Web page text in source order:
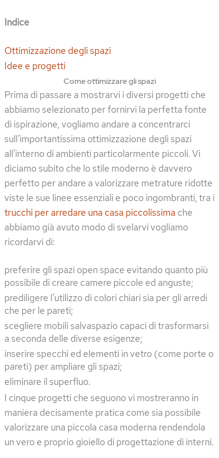
Indice
Ottimizzazione degli spazi
Idee e progetti
Come ottimizzare gli spazi
Prima di passare a mostrarvi i diversi progetti che
abbiamo selezionato per fornirvi la perfetta fonte
di ispirazione, vogliamo andare a concentrarci
sull’importantissima ottimizzazione degli spazi
all’interno di ambienti particolarmente piccoli. Vi
diciamo subito che lo stile moderno è davvero
perfetto per andare a valorizzare metrature ridotte
viste le sue linee essenziali e poco ingombranti, tra i
trucchi per arredare una casa piccolissima che
abbiamo già avuto modo di svelarvi vogliamo
ricordarvi di:
preferire gli spazi open space evitando quanto più
possibile di creare camere piccole ed anguste;
prediligere l’utilizzo di colori chiari sia per gli arredi
che per le pareti;
scegliere mobili salvaspazio capaci di trasformarsi
a seconda delle diverse esigenze;
inserire specchi ed elementi in vetro (come porte o
pareti) per ampliare gli spazi;
eliminare il superfluo.
I cinque progetti che seguono vi mostreranno in
maniera decisamente pratica come sia possibile
valorizzare una piccola casa moderna rendendola
un vero e proprio gioiello di progettazione di interni.